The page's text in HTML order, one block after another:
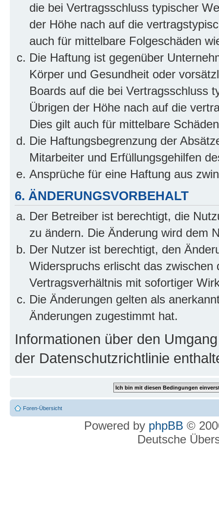
die bei Vertragsschluss typischer
der Höhe nach auf die
auch für mittelbare Folgeschäden
Die Haftung ist gegenüber
Körper und Gesundheit oder
Boards auf die bei Vertragsschluss
Übrigen der Höhe nach auf die
Dies gilt auch für mittelbare
Die Haftungsbegrenzung der
Mitarbeiter und Erfüllungsgehilfen
Ansprüche für eine Haftung aus
6. ÄNDERUNGSVORBEHALT
Der Betreiber ist berechtigt, die
zu ändern. Die Änderung wird dem
Der Nutzer ist berechtigt, den
Widerspruchs erlischt das
Vertragsverhältnis mit sofortiger
Die Änderungen gelten als
Änderungen zugestimmt hat.
Informationen über den
der Datenschutzrichtlinie
Foren-Übersicht
Powered by phpBB ©
Deutsche